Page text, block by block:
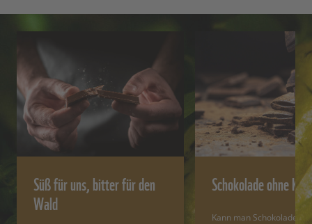
Süß für uns, bitter für den
Wald
Schokolade ohne
Kann man Schokolade